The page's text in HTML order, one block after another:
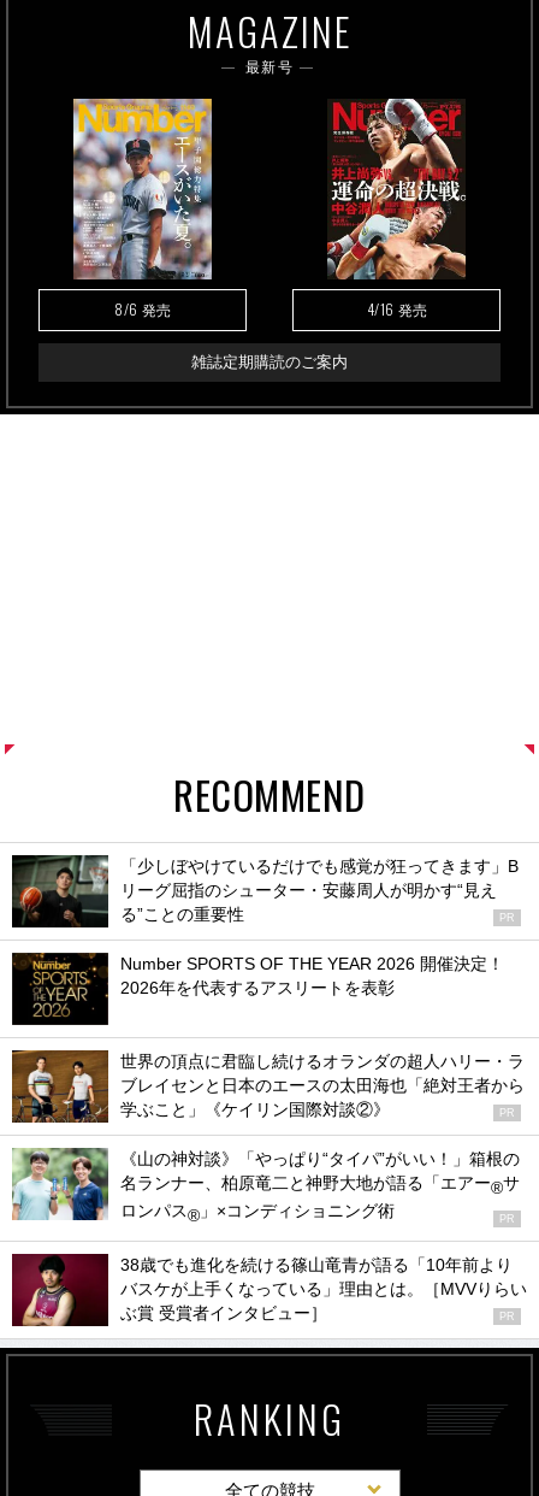
MAGAZINE
最新号
8/6 発売 4/16 発売
雑誌定期購読のご案内
RECOMMEND
「少しぼやけているだけでも感覚が狂ってきます」B
リーグ屈指のシューター・安藤周人が明かす“見え
る”ことの重要性
PR
Number SPORTS OF THE YEAR 2026 開催決定！
2026年を代表するアスリートを表彰
世界の頂点に君臨し続けるオランダの超人ハリー・ラ
ブレイセンと日本のエースの太田海也「絶対王者から
学ぶこと」《ケイリン国際対談②》
PR
《山の神対談》「やっぱり“タイパ”がいい！」箱根の
名ランナー、柏原竜二と神野大地が語る「エアー®サ
ロンパス® 」×コンディショニング術 PR
38歳でも進化を続ける篠山竜青が語る「10年前より
バスケが上手くなっている」理由とは。［MVVりらい
ぶ賞 受賞者インタビュー］
PR
RANKING
全ての競技